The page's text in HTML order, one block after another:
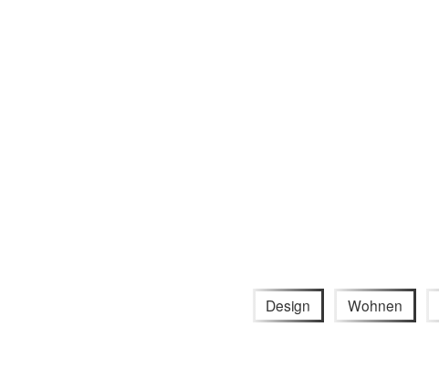
Design Wohnen